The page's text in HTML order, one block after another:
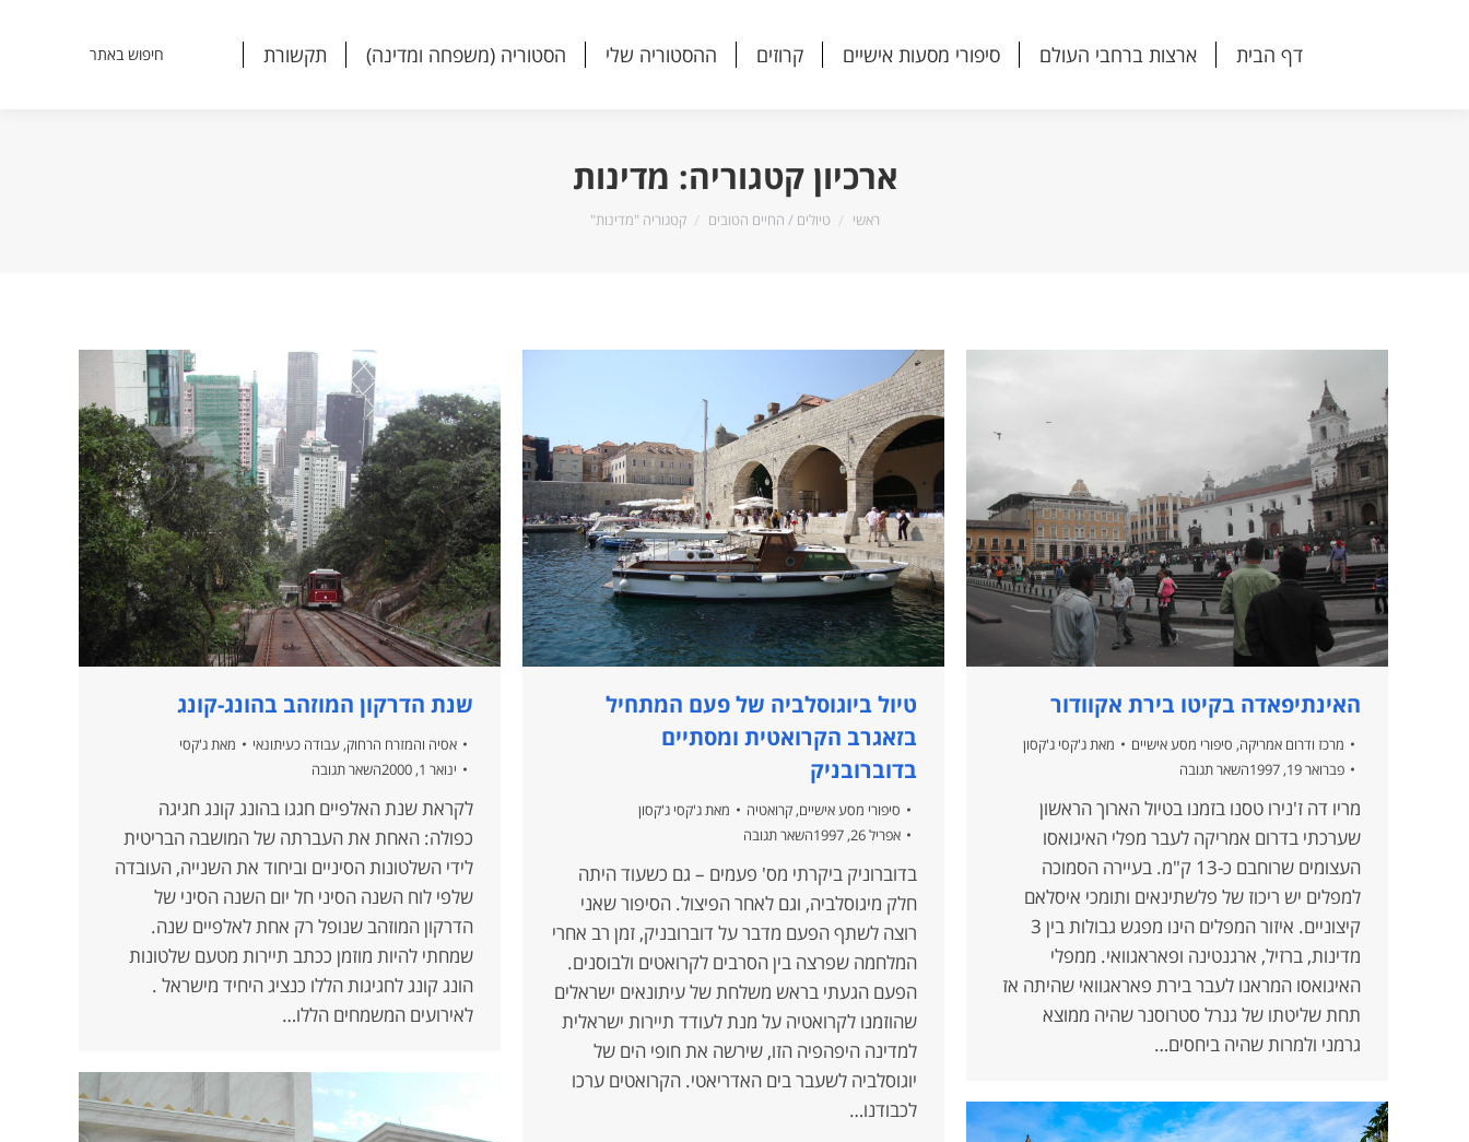
דף הבית ארצות ברחבי העולם סיפורי מסעות אישיים קרוזים ההסטוריה שלי הסטוריה (משפחה ומדינה) תקשורת Search:
חיפוש באתר
ארכיון קטגוריה: מדינות
הנך נמצא כאן:
ראשי טיולים / החיים הטובים קטגוריה "מדינות"
שנת הדרקון המוזהב בהונג-קונג
אסיה והמזרח הרחוק, עבודה כעיתונאי מאתג'קסי
ינואר 1, 2000
השאר תגובה
לקראת שנת האלפיים חגגו בהונג קונג חגיגה
כפולה: האחת את העברתה של המושבה הבריטית
לידי השלטונות הסיניים וביחוד את השנייה, העובדה
שלפי לוח השנה הסיני חל יום השנה הסיני של
הדרקון המוזהב שנופל רק אחת לאלפיים שנה.
שמחתי להיות מוזמן ככתב תיירות מטעם שלטונות
הונג קונג לחגיגות הללו כנציג היחיד מישראל .
לאירועים המשמחים הללו…
טיול ביוגוסלביה של פעם המתחיל
בזאגרב הקרואטית ומסתיים
בדוברובניק
סיפורי מסע אישיים, קרואטיה מאתג'קסי ג'קסון
אפריל 26, 1997
השאר תגובה
בדוברוניק ביקרתי מס' פעמים – גם כשעוד היתה
חלק מיגוסלביה, וגם לאחר הפיצול. הסיפור שאני
רוצה לשתף הפעם מדבר על דוברובניק, זמן רב אחרי
המלחמה שפרצה בין הסרבים לקרואטים ולבוסנים.
הפעם הגעתי בראש משלחת של עיתונאים ישראלים
שהוזמנו לקרואטיה על מנת לעודד תיירות ישראלית
למדינה היפהפיה הזו, שירשה את חופי הים של
יוגוסלביה לשעבר בים האדריאטי. הקרואטים ערכו
לכבודנו…
האינתיפאדה בקיטו בירת אקוודור
מרכז ודרום אמריקה, סיפורי מסע אישיים מאתג'קסי ג'קסון
פברואר 19, 1997
השאר תגובה
מריו דה ז'נירו טסנו בזמנו בטיול הארוך הראשון
שערכתי בדרום אמריקה לעבר מפלי האיגואסו
העצומים שרוחבם כ-13 ק"מ. בעיירה הסמוכה
למפלים יש ריכוז של פלשתינאים ותומכי איסלאם
קיצוניים. איזור המפלים הינו מפגש גבולות בין 3
מדינות, ברזיל, ארגנטינה ופאראגוואי. ממפלי
האיגואסו המראנו לעבר בירת פאראגוואי שהיתה אז
תחת שליטתו של גנרל סטרוסנר שהיה ממוצא
גרמני ולמרות שהיה ביחסים…